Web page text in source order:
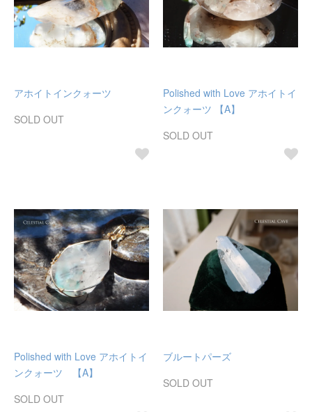
アホイトインクォーツ
SOLD OUT
Polished with Love アホイトイ
ンクォーツ 【A】
SOLD OUT
Polished with Love アホイトイ
ンクォーツ 【A】
SOLD OUT
ブルートパーズ
SOLD OUT